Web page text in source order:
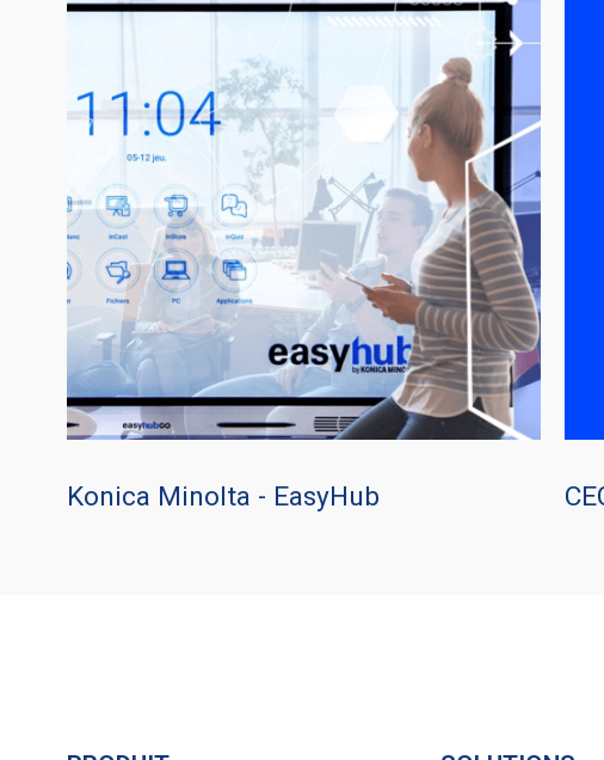
Konica Minolta - EasyHub